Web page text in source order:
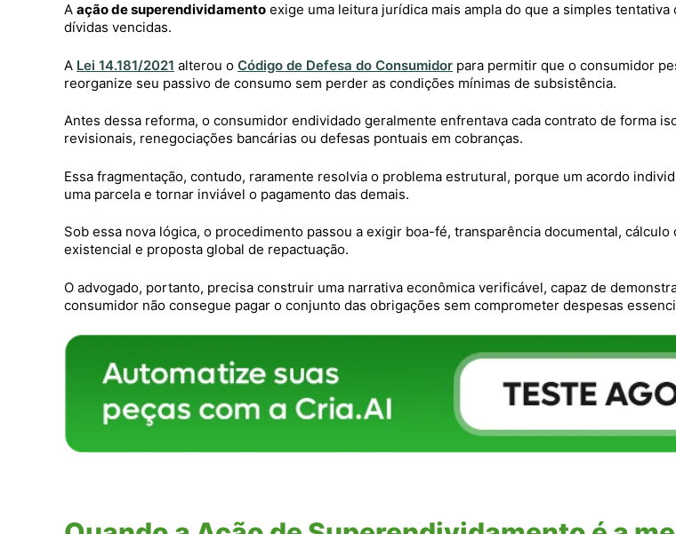
A ação de superendividamento exige uma leitura jurídica mais ampla do que a simples tentativa
dívidas vencidas.
A Lei 14.181/2021 alterou o Código de Defesa do Consumidor para permitir que o consumidor
reorganize seu passivo de consumo sem perder as condições mínimas de subsistência.
Antes dessa reforma, o consumidor endividado geralmente enfrentava cada contrato de forma
revisionais, renegociações bancárias ou defesas pontuais em cobranças.
Essa fragmentação, contudo, raramente resolvia o problema estrutural, porque um acordo
uma parcela e tornar inviável o pagamento das demais.
Sob essa nova lógica, o procedimento passou a exigir boa-fé, transparência documental, cálculo
existencial e proposta global de repactuação.
O advogado, portanto, precisa construir uma narrativa econômica verificável, capaz de
consumidor não consegue pagar o conjunto das obrigações sem comprometer despesas